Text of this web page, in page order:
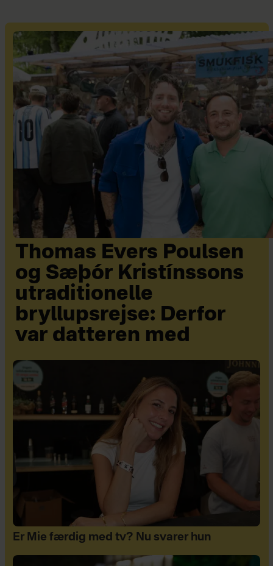
Thomas Evers Poulsen
og Sæþór Kristínssons
utraditionelle
bryllupsrejse: Derfor
var datteren med
Er Mie færdig med tv? Nu svarer hun